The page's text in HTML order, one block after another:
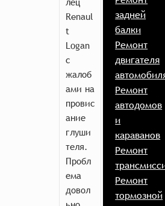
Renaul
t
Logan
с
жалоб
ами на
провис
ание
глуши
теля.
Пробл
ема
довол
задней
балки
Ремонт
двигателя
Ремонт
автодомов
и
караванов
Ремонт
Ремонт
тормозной